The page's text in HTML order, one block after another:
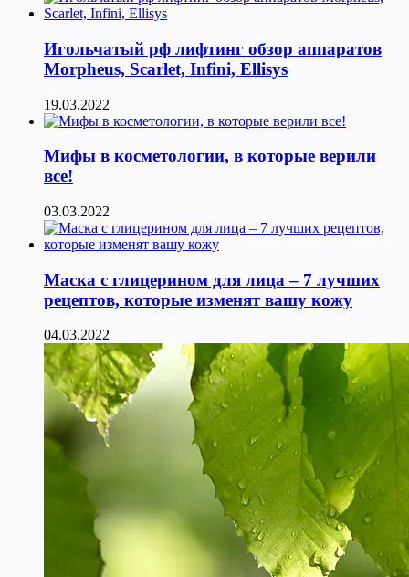
Игольчатый рф лифтинг обзор аппаратов
Morpheus, Scarlet, Infini, Ellisys
19.03.2022
Мифы в косметологии, в которые верили
все!
03.03.2022
Маска с глицерином для лица – 7 лучших
рецептов, которые изменят вашу кожу
04.03.2022